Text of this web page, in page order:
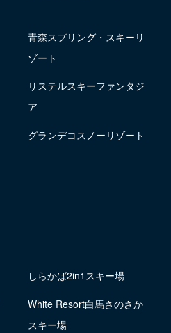
青森スプリング・スキーリ
ゾート
リステルスキーファンタジ
ア
グランデコスノーリゾート
しらかば2in1スキー場
White Resort白馬さのさか
スキー場